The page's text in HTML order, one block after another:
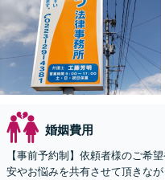
婚姻費用
【事前予約制】依頼者様のご希
安やお悩みを共有させて頂きな